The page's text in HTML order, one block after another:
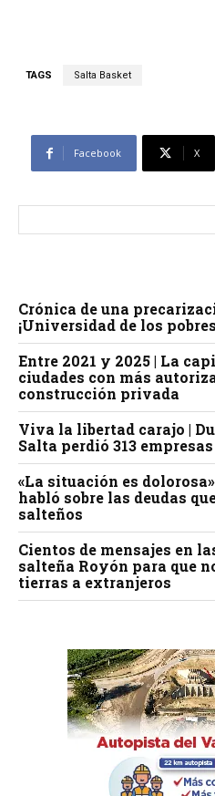
TAGS Salta Basket
Facebook X
Crónica de una
¡Universidad de los
Entre 2021 y 2025 | La
ciudades con más
construcción privada
Viva la libertad carajo |
Salta perdió 313
«La situación es
habló sobre las deudas
salteños
Cientos de mensajes en
salteña Royón para que
tierras a extranjeros